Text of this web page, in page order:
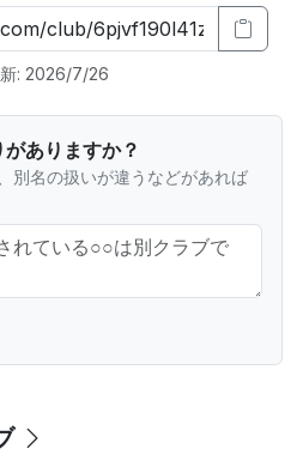
: 2026/7/26
ありますか？
別名の扱いが違うなどがあれば